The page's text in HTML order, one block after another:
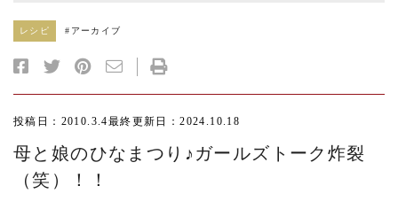
レシピ # アーカイブ
投稿日：2010.3.4最終更新日：2024.10.18
母と娘のひなまつり♪ガールズトーク炸裂
（笑）！！